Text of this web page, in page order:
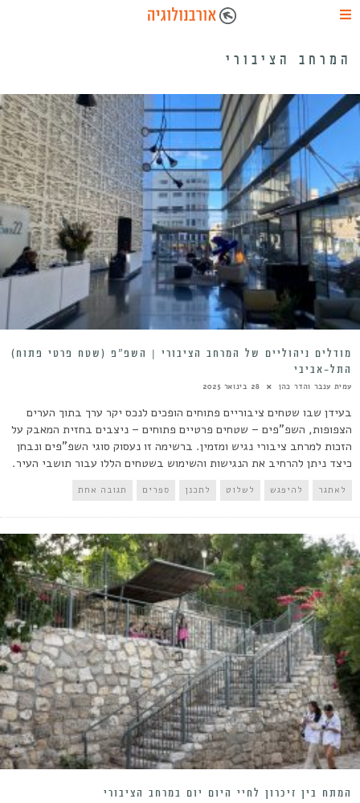
המרחב הציבורי
מודלים ניהוליים של המרחב הציבורי | השפ”פ (שטח פרטי פתוח)
התל-אביבי
עמית ענבר והדר כהן 28 בינואר 2025
בעידן שבו שטחים ציבוריים פתוחים הופכים לנכס יקר ערך בתוך הערים
הצפופות, השפ"פים – שטחים פרטיים פתוחים – ניצבים בחזית המאבק על
הזכות למרחב ציבורי נגיש ומזמין. ברשימה זו נעסוק סוגי השפ"פים ונבחן
כיצד ניתן להרחיב את הנגישות והשימוש בשטחים הללו עבור תושבי העיר.
לאתגר להיפגש לשלוט לתכנן ספרים תגובה אחת
המתח בין זיכרון לחיי היום יום במרחב הציבורי